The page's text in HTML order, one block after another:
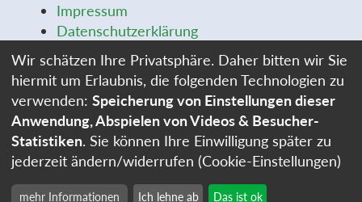
Impressum
Datenschutzerklärung
Widerrufsbelehrung
Widerrufsformular
Stellenangebote
Cookie-Einstellungen
Wir schätzen Ihre Privatsphäre. Daher bitten wir Sie
hiermit um Erlaubnis, die folgenden Technologien zu
verwenden: Speicherung von Einstellungen dieser
Anwendung, Abspielen von Videos & Besucher-
Statistiken. Sie können Ihre Einwilligung später zu
jederzeit ändern/widerrufen (Cookie-Einstellungen)
mehr Informationen Ich lehne ab Das ist ok